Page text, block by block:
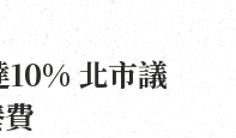
北市議